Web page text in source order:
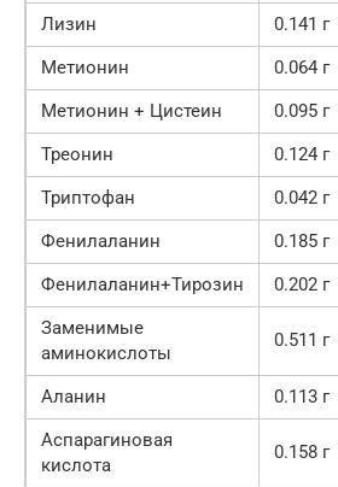
Лизин
0.141 г
Метионин
0.064 г
Метионин + Цистеин
0.095 г
Треонин
0.124 г
Триптофан
0.042 г
Фенилаланин
0.185 г
Фенилаланин+Тирозин
0.202 г
Заменимые
аминокислоты
0.511 г
Аланин 0.113 г
Аспарагиновая
кислота
0.158 г